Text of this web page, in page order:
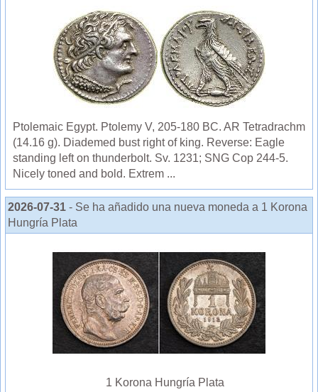
Ptolemaic Egypt. Ptolemy V, 205-180 BC. AR Tetradrachm
(14.16 g). Diademed bust right of king. Reverse: Eagle
standing left on thunderbolt. Sv. 1231; SNG Cop 244-5.
Nicely toned and bold. Extrem ...
2026-07-31 - Se ha añadido una nueva moneda a 1 Korona
Hungría Plata
1 Korona Hungría Plata